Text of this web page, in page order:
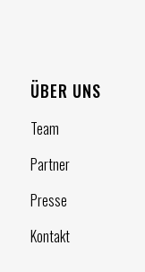
ÜBER UNS
Team
Partner
Presse
Kontakt